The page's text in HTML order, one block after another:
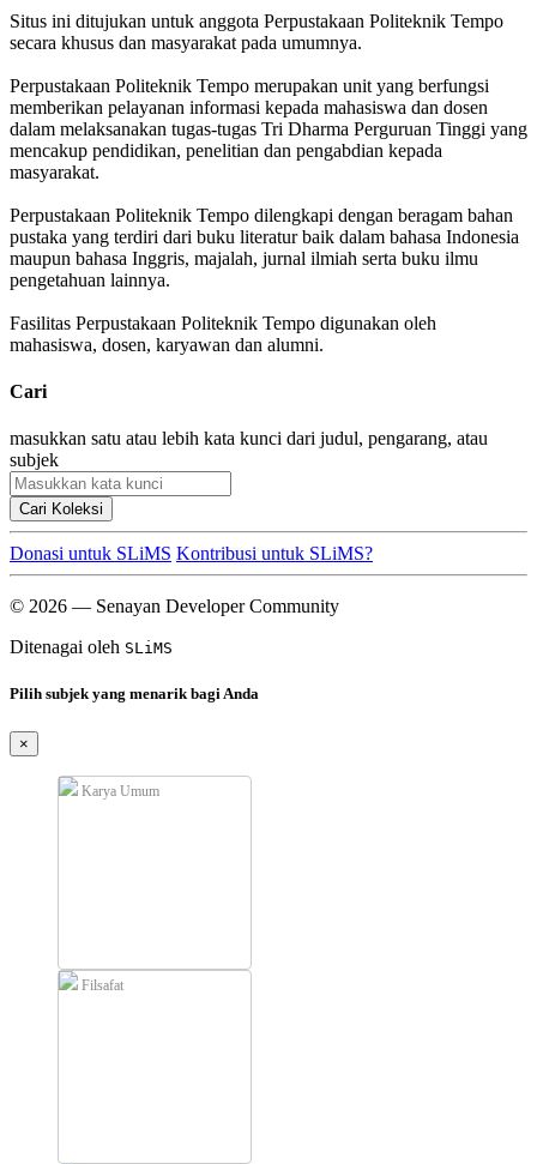
Situs ini ditujukan untuk anggota Perpustakaan Politeknik Tempo
secara khusus dan masyarakat pada umumnya.
Perpustakaan Politeknik Tempo merupakan unit yang berfungsi
memberikan pelayanan informasi kepada mahasiswa dan dosen
dalam melaksanakan tugas-tugas Tri Dharma Perguruan Tinggi yang
mencakup pendidikan, penelitian dan pengabdian kepada
masyarakat.
Perpustakaan Politeknik Tempo dilengkapi dengan beragam bahan
pustaka yang terdiri dari buku literatur baik dalam bahasa Indonesia
maupun bahasa Inggris, majalah, jurnal ilmiah serta buku ilmu
pengetahuan lainnya.
Fasilitas Perpustakaan Politeknik Tempo digunakan oleh
mahasiswa, dosen, karyawan dan alumni.
Cari
masukkan satu atau lebih kata kunci dari judul, pengarang, atau
subjek
Cari Koleksi
Donasi untuk SLiMS Kontribusi untuk SLiMS?
© 2026 — Senayan Developer Community
Ditenagai oleh SLiMS
Pilih subjek yang menarik bagi Anda
×
Karya Umum
Filsafat